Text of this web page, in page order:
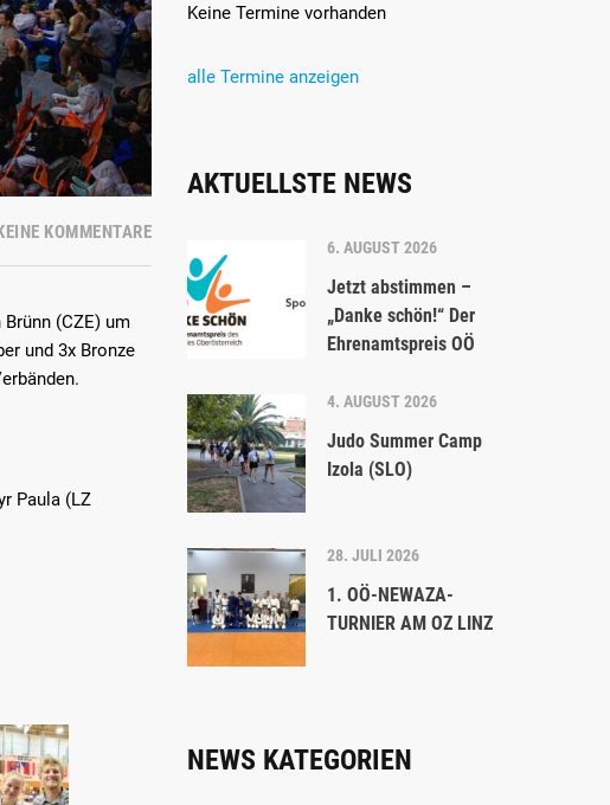
KEINE KOMMENTARE
(CZE) um
und 3x Bronze
Paula (LZ
Keine Termine vorhanden
alle Termine anzeigen
AKTUELLSTE NEWS
6. AUGUST 2026
Jetzt abstimmen –
„Danke schön!“ Der
Ehrenamtspreis OÖ
4. AUGUST 2026
Judo Summer Camp
Izola (SLO)
28. JULI 2026
1. OÖ-NEWAZA-
TURNIER AM OZ LINZ
NEWS KATEGORIEN